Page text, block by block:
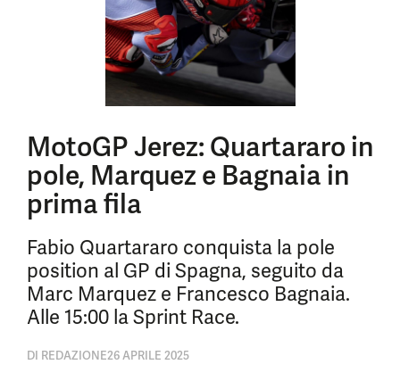
MotoGP Jerez: Quartararo in
pole, Marquez e Bagnaia in
prima fila
Fabio Quartararo conquista la pole
position al GP di Spagna, seguito da
Marc Marquez e Francesco Bagnaia.
Alle 15:00 la Sprint Race.
DI REDAZIONE26 APRILE 2025